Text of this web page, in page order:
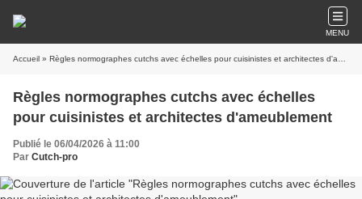
MENU
Accueil » Règles normographes cutchs avec échelles pour cuisinistes et architectes d'ameublement
Règles normographes cutchs avec échelles
pour cuisinistes et architectes d'ameublement
Publié le 06/04/2026 à 11:00
Par Cutch-pro